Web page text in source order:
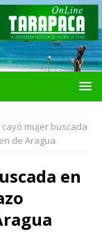
cayó mujer buscada
de Aragua
en